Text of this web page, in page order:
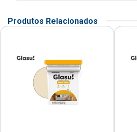
Produtos Relacionados